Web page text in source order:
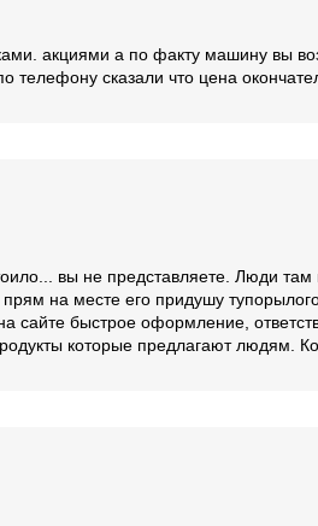
акциями а по факту машину вы
телефону сказали что цена
вы не представляете. Люди
на месте его придушу
сайте быстрое оформление,
которые предлагают людям.